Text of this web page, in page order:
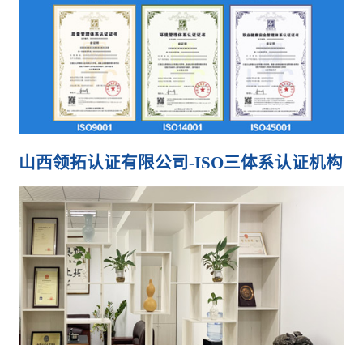
山西领拓认证有限公司-ISO三体系认证机构